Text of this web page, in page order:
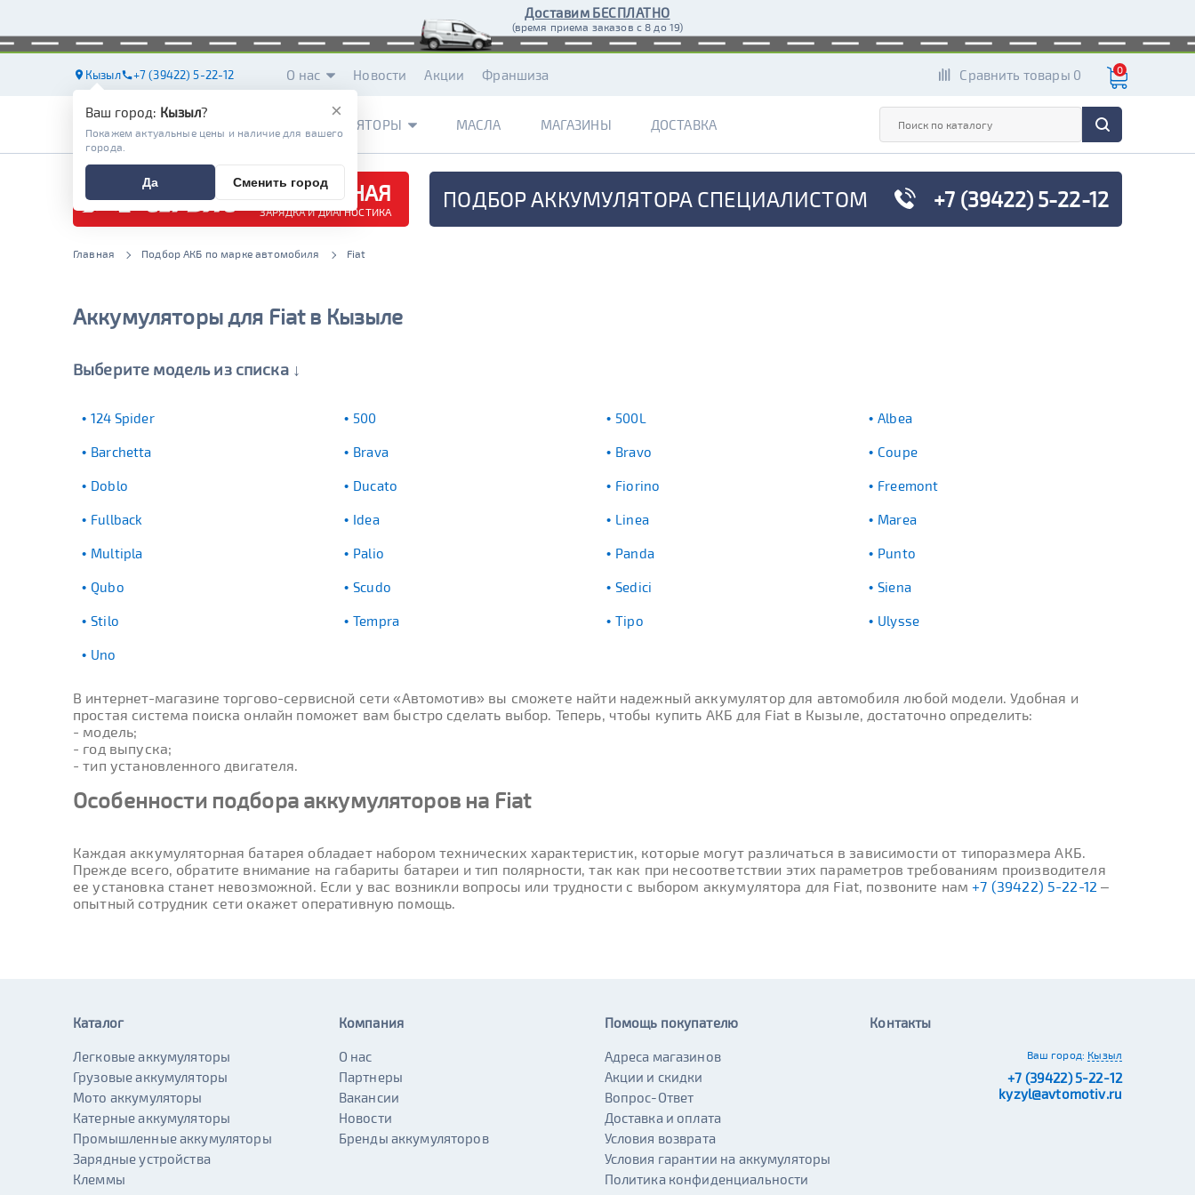
Доставим БЕСПЛАТНО
(время приема заказов с 8 до 19)
Кызыл +7 (39422) 5-22-12 О нас Новости Акции Франшиза Сравнить товары 0 0
АККУМУЛЯТОРЫ МАСЛА МАГАЗИНЫ ДОСТАВКА
БЕСПЛАТНАЯ
ЗАРЯДКА И ДИАГНОСТИКА ПОДБОР АККУМУЛЯТОРА СПЕЦИАЛИСТОМ +7 (39422) 5-22-12
Главная Подбор АКБ по марке автомобиля Fiat
Аккумуляторы для Fiat в Кызыле
Выберите модель из списка ↓
124 Spider 500 500L Albea
Barchetta Brava Bravo Coupe
Doblo Ducato Fiorino Freemont
Fullback Idea Linea Marea
Multipla Palio Panda Punto
Qubo Scudo Sedici Siena
Stilo Tempra Tipo Ulysse
Uno
В интернет-магазине торгово-сервисной сети «Автомотив» вы сможете найти надежный аккумулятор для автомобиля любой модели. Удобная и
простая система поиска онлайн поможет вам быстро сделать выбор. Теперь, чтобы купить АКБ для Fiat в Кызыле, достаточно определить:
- модель;
- год выпуска;
- тип установленного двигателя.
Особенности подбора аккумуляторов на Fiat
Каждая аккумуляторная батарея обладает набором технических характеристик, которые могут различаться в зависимости от типоразмера АКБ.
Прежде всего, обратите внимание на габариты батареи и тип полярности, так как при несоответствии этих параметров требованиям производителя
ее установка станет невозможной. Если у вас возникли вопросы или трудности с выбором аккумулятора для Fiat, позвоните нам+7 (39422) 5-22-12 –
опытный сотрудник сети окажет оперативную помощь.
×
Ваш город: Кызыл?
Покажем актуальные цены и наличие для вашего
города.
Да Сменить город
Каталог
Легковые аккумуляторы
Грузовые аккумуляторы
Мото аккумуляторы
Катерные аккумуляторы
Промышленные аккумуляторы
Зарядные устройства
Клеммы
Компания
О нас
Партнеры
Вакансии
Новости
Бренды аккумуляторов
Помощь покупателю
Адреса магазинов
Акции и скидки
Вопрос-Ответ
Доставка и оплата
Условия возврата
Условия гарантии на аккумуляторы
Политика конфиденциальности
Контакты
Ваш город: Кызыл
+7 (39422) 5-22-12
kyzyl@avtomotiv.ru